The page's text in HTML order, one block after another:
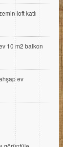
loft katlı
10 m2 balkon
ev